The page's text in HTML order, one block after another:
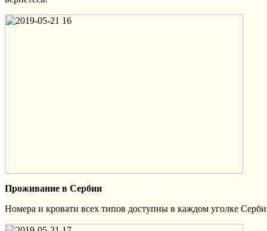
Проживание в Сербии
Номера и кровати всех типов доступны в каждом уголке